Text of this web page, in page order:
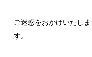
ご迷惑をおかけいたし
す。